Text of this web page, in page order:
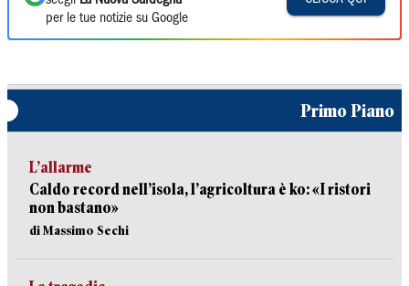
per le tue notizie su Google
Primo Piano
L’allarme
Caldo record nell’isola, l’agricoltura è ko: «I ristori
non bastano»
di Massimo Sechi